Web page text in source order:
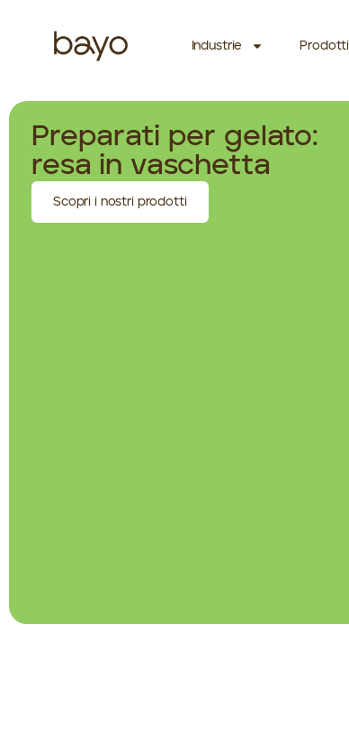
Industrie Prodotti
Preparati per gelato:
resa in vaschetta
Scopri i nostri prodotti